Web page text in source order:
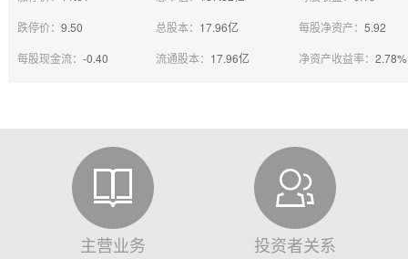
跌停价： 9.50 总股本： 17.96亿 每股净资产： 5.92
每股现金流： -0.40 流通股本： 17.96亿 净资产收益率： 2.78%
主营业务 投资者关系